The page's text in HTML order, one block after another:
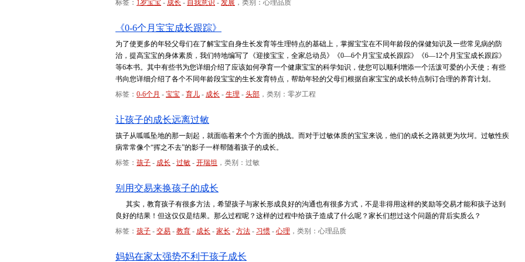
标签： 1岁宝宝 - 成长 - 自我意识 - 发展 ，类别：心理品质
《0-6个月宝宝成长跟踪》
为了使更多的年轻父母们在了解宝宝自身生长发育等生理特点的基础上，掌握宝宝在不同年龄段的保健知识及一些常见病的防
治，提高宝宝的身体素质，我们特地编写了《迎接宝宝，全家总动员》《0—6个月宝宝成长跟踪》《6—12个月宝宝成长跟踪》
等6本书。其中有些书为您详细介绍了应该如何孕育一个健康宝宝的科学知识，使您可以顺利增添一个活泼可爱的小天使；有些
书向您详细介绍了各个不同年龄段宝宝的生长发育特点，帮助年轻的父母们根据自家宝宝的成长特点制订合理的养育计划。
标签： 0-6个月 - 宝宝 - 育儿 - 成长 - 生理 - 头部 ，类别：零岁工程
让孩子的成长远离过敏
孩子从呱呱坠地的那一刻起，就面临着来个个方面的挑战。而对于过敏体质的宝宝来说，他们的成长之路就更为坎坷。过敏性疾
病常常像个“挥之不去”的影子一样帮随着孩子的成长。
标签： 孩子 - 成长 - 过敏 - 开瑞坦 ，类别：过敏
别用交易来换孩子的成长
其实，教育孩子有很多方法，希望孩子与家长形成良好的沟通也有很多方式，不是非得用这样的奖励等交易才能和孩子达到
良好的结果！但这仅仅是结果。那么过程呢？这样的过程中给孩子造成了什么呢？家长们想过这个问题的背后实质么？
标签： 孩子 - 交易 - 教育 - 成长 - 家长 - 方法 - 习惯 - 心理 ，类别：心理品质
妈妈在家太强势不利于孩子成长